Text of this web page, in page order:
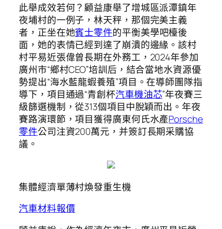
此舉成效若何？顧益康舉了增城區派潭鎮年
夜埔村的一例子，林天秤，那個完美主義
者，正坐在她賓士零件的平衡美學吧檯後
面，她的表情已經到達了崩潰的邊緣。該村
村平易近張偉曾長期在外務工，2024年參加
廣州市“鄉村CEO”培訓后，結合當地水資源優
勢提出“海水藍龍蝦養殖”項目。在導師團隊指
導下，項目通過“青創杯汽車機油芯”年夜賽三
級篩選機制，從313個項目中脫穎而出。年夜
賽路演環節，項目獲得廣東何氏水產Porsche
零件公司注資200萬元，并簽訂長期采購協
議。
集體經濟單薄村煥發重生機
汽車材料報價